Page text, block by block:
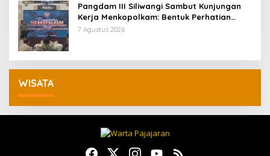
Pangdam III Siliwangi Sambut Kunjungan
Kerja Menkopolkam: Bentuk Perhatian
Pemerintah
7 Agustus 2026
WISATA